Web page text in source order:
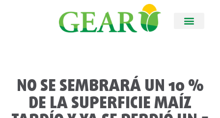
NO SE SEMBRARÁ UN 10 %
DE LA SUPERFICIE MAÍZ